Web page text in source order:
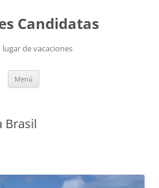
Candidatas
lugar de vacaciones
Menú
Brasil